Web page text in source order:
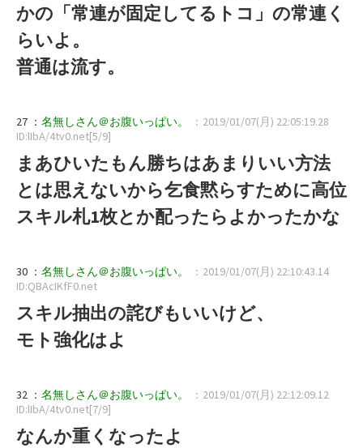
かの「常連が固定してるトコ」の常連く
らいよ。
普通は流す。
27 ： 名無しさん＠お腹いっぱい。
：2019/01/07(月) 22:05:19.28
ID:lIbA/4tv0.net[5/9]
まあひいたもん勝ちはあまりいい方法
とは思えないから乞食黙らすために高位
スキル札1枚とか配ったらよかったかな
30 ： 名無しさん＠お腹いっぱい。
：2019/01/07(月) 22:10:43.14
ID:QBAcIKfF0.net
スキル抽出の詫びもいいけど、
モト強化はよ
32 ： 名無しさん＠お腹いっぱい。
：2019/01/07(月) 22:12:09.12
ID:lIbA/4tv0.net[7/9]
なんか重くなったよ